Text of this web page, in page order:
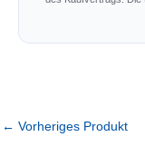
← Vorheriges Produkt